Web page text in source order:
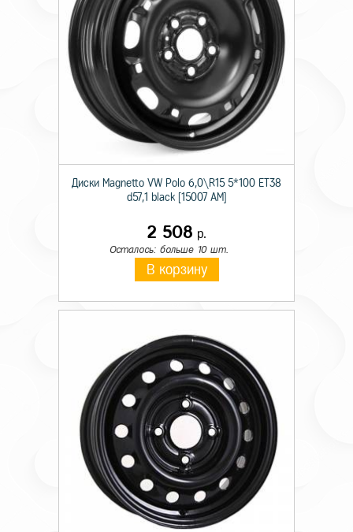
Диски Magnetto VW Polo 6,0\R15 5*100 ET38
d57,1 black [15007 AM]
2 508 р.
Осталось: больше 10 шт.
В корзину